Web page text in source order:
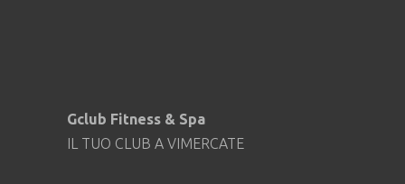
Gclub Fitness & Spa
IL TUO CLUB A VIMERCATE